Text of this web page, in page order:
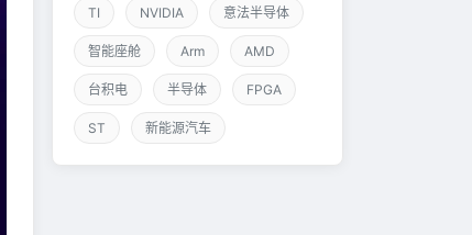
TI NVIDIA 意法半导体
智能座舱 Arm AMD
台积电 半导体 FPGA
ST 新能源汽车